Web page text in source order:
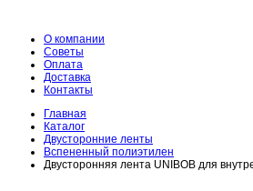
О компании
Советы
Оплата
Доставка
Контакты
Главная
Каталог
Двусторонние ленты
Вспененный полиэтилен
Двусторонняя лента UNIBOB для